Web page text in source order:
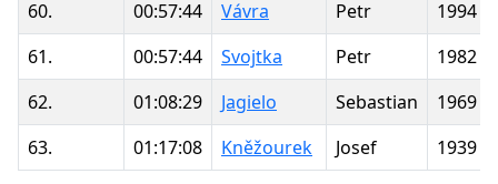
60. 00:57:44 Vávra Petr
1994
61.
00:57:44 Svojtka Petr
1982
62.
01:08:29 Jagielo Sebastian
1969
63.
01:17:08 Kněžourek Josef 1939